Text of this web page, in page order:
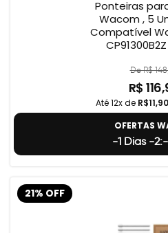
Ponteiras
Wacom , 5
Compatível
De R$
R$
Até 12x de R$11,90
OFERTAS
-1 Dias -
21% OFF